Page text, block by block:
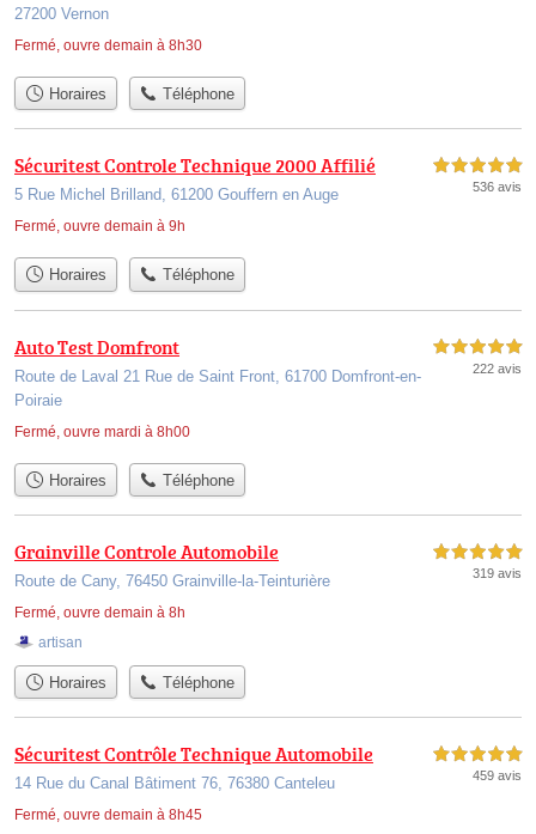
27200 Vernon
Fermé, ouvre demain à 8h30
Horaires Téléphone
Sécuritest Controle Technique 2000 Affilié
5 Rue Michel Brilland, 61200 Gouffern en Auge
Fermé, ouvre demain à 9h
5,0 étoiles sur 5
536 avis
Horaires Téléphone
Auto Test Domfront
Route de Laval 21 Rue de Saint Front, 61700 Domfront-en-
Poiraie
Fermé, ouvre mardi à 8h00
5,0 étoiles sur 5
222 avis
Horaires Téléphone
Grainville Controle Automobile
Route de Cany, 76450 Grainville-la-Teinturière
Fermé, ouvre demain à 8h
5,0 étoiles sur 5
319 avis
artisan
Horaires Téléphone
Sécuritest Contrôle Technique Automobile
14 Rue du Canal Bâtiment 76, 76380 Canteleu
Fermé, ouvre demain à 8h45
5,0 étoiles sur 5
459 avis